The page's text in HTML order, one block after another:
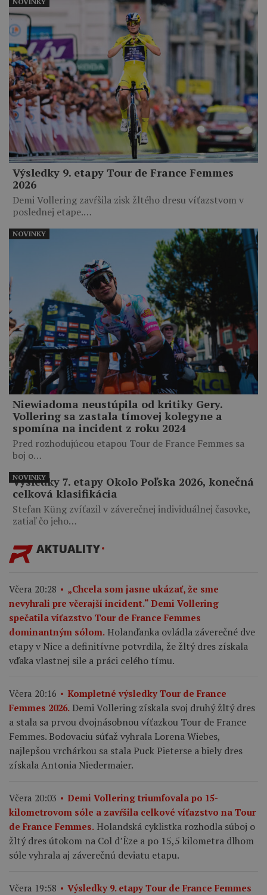
Výsledky 9. etapy Tour de France Femmes
2026
Demi Vollering zavŕšila zisk žltého dresu víťazstvom v
poslednej etape.…
Niewiadoma neustúpila od kritiky Gery.
Vollering sa zastala tímovej kolegyne a
spomína na incident z roku 2024
Pred rozhodujúcou etapou Tour de France Femmes sa
boj o…
NOVINKY
Výsledky 7. etapy Okolo Poľska 2026, konečná
celková klasifikácia
Stefan Küng zvíťazil v záverečnej individuálnej časovke,
zatiaľ čo jeho…
NOVINKY
AKTUALITY
Včera 20:28
„Chcela som jasne ukázať, že sme
nevyhrali pre včerajší incident.“ Demi Vollering
spečatila víťazstvo Tour de France Femmes
dominantným sólom. Holanďanka ovládla záverečné dve
etapy v Nice a definitívne potvrdila, že žltý dres získala
vďaka vlastnej sile a práci celého tímu.
Včera 20:16
Kompletné výsledky Tour de France
Femmes 2026. Demi Vollering získala svoj druhý žltý dres
a stala sa prvou dvojnásobnou víťazkou Tour de France
Femmes. Bodovaciu súťaž vyhrala Lorena Wiebes,
najlepšou vrchárkou sa stala Puck Pieterse a biely dres
získala Antonia Niedermaier.
Včera 20:03
Demi Vollering triumfovala po 15-
kilometrovom sóle a zavŕšila celkové víťazstvo na Tour
de France Femmes. Holandská cyklistka rozhodla súboj o
žltý dres útokom na Col d’Èze a po 15,5 kilometra dlhom
sóle vyhrala aj záverečnú deviatu etapu.
Včera 19:58
Výsledky 9. etapy Tour de France Femmes